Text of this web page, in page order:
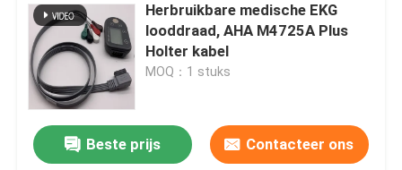
Herbruikbare medische EKG
looddraad, AHA M4725A Plus
Holter kabel
MOQ：1 stuks
Beste prijs Contacteer ons